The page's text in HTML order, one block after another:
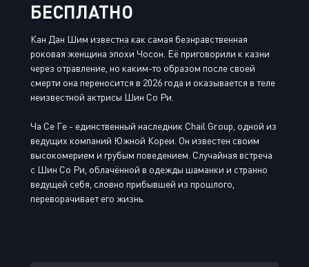
БЕСПЛАТНО
Кан Дан Шим известна как самая безнравственная
роковая женщина эпохи Чосон. Её приговорили к казни
через отравление, но каким-то образом после своей
смерти она переносится в 2026 года и оказывается в теле
неизвестной актрисы Шин Со Ри.
Ча Се Ге - единственный наследник Chail Group, одной из
ведущих компаний Южной Кореи. Он известен своим
высокомерием и грубым поведением. Случайная встреча
с Шин Со Ри, облачённой в одежды шаманки и странно
ведущей себя, словно прибывшей из прошлого,
переворачивает его жизнь.